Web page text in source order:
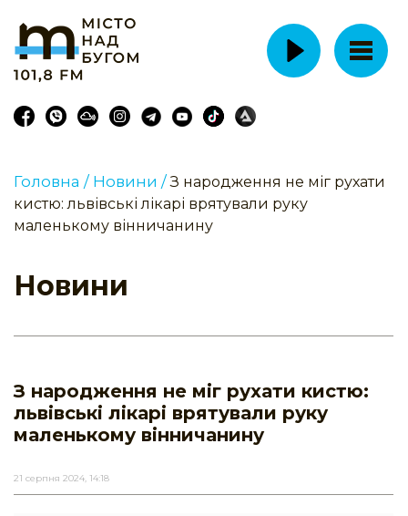
Головна / Новини / З народження не міг рухати
кистю: львівські лікарі врятували руку
маленькому вінничанину
Новини
З народження не міг рухати кистю:
львівські лікарі врятували руку
маленькому вінничанину
21 серпня 2024, 14:18